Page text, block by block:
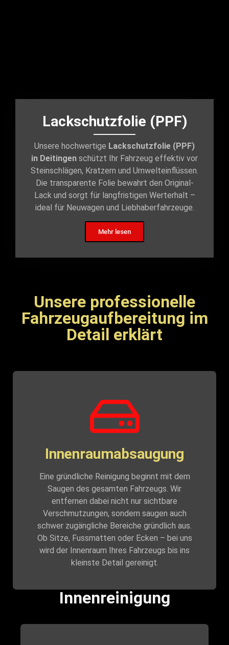
Lackschutzfolie (PPF)
Unsere hochwertige Lackschutzfolie (PPF)
in Deitingen schützt Ihr Fahrzeug effektiv vor
Steinschlägen, Kratzern und Umwelteinflüssen.
Die transparente Folie bewahrt den Original-
Lack und sorgt für langfristigen Werterhalt –
ideal für Neuwagen und Liebhaberfahrzeuge.
Mehr lesen
Unsere professionelle
Fahrzeugaufbereitung im
Detail erklärt
Innenraumabsaugung
Eine gründliche Reinigung beginnt mit dem
Saugen des gesamten Fahrzeugs. Wir
entfernen dabei nicht nur sichtbare
Verschmutzungen, sondern saugen auch
schwer zugängliche Bereiche gründlich aus.
Ob Sitze, Fussmatten oder Ecken – bei uns
wird der Innenraum Ihres Fahrzeugs bis ins
kleinste Detail gereinigt.
Innenreinigung